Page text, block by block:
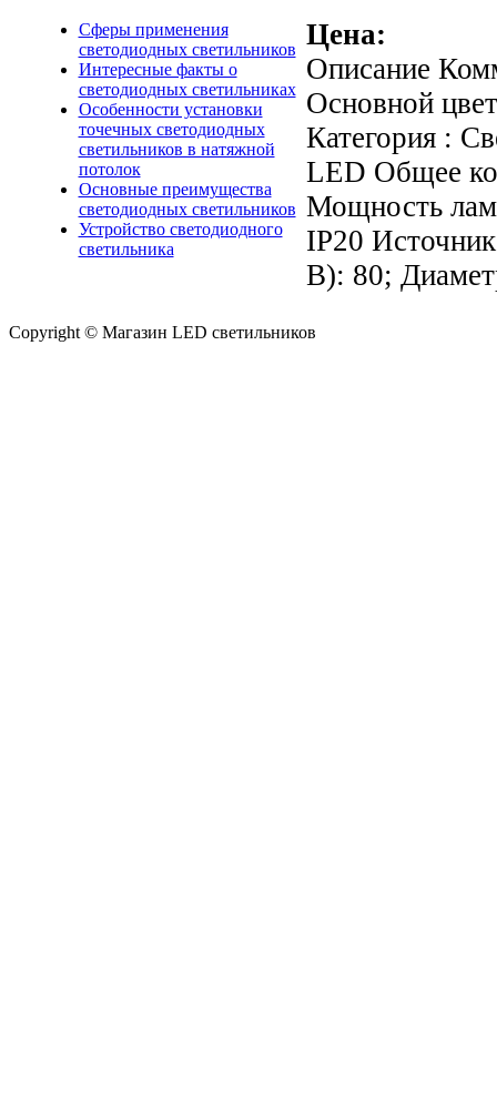
Сферы применения
светодиодных светильников
Интересные факты о
светодиодных светильниках
Особенности установки
точечных светодиодных
светильников в натяжной
потолок
Основные преимущества
светодиодных светильников
Устройство светодиодного
светильника
Цена:
Описание
Основной
Категория :
LED Общее
Мощность
IP20
В): 80;
Copyright © Магазин LED светильников